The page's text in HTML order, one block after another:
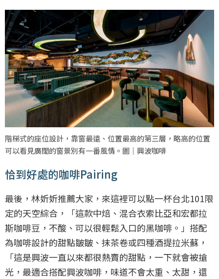
階梯式的座位設計，靠窗最遠、位置最高的第三層，略高的位置
可以看見廣闊的窗景別有一番風情。圖｜興波咖啡
恰到好處的咖啡Pairing
最後，林妡妡推薦大家，來這裡可以點一杯台北101限
定的天空綜合，「這款中焙、混合衣索比亞和宏都拉
斯咖啡豆，不酸、可以很輕鬆入口的黑咖啡。」搭配
為咖啡設計的甜點皺皺、抹茶卷或四種酒提拉米蘇，
「這是興波一直以來都很熱賣的甜點，一下就會被搶
光，最適合搭配興波咖啡，味道不會太重、太甜，還